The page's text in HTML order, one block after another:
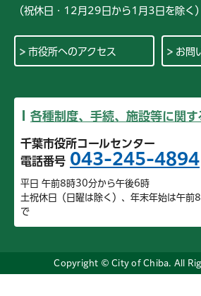
（祝休日・12月29日から1月3日を除く）
市役所へのアクセス お問
各種制度、手続、施設等に関す
千葉市役所コールセンター
電話番号 043-245-4894
平日 午前8時30分から午後6時
土祝休日（日曜は除く）、年末年始は午
で
Copyright © City of Chiba. All